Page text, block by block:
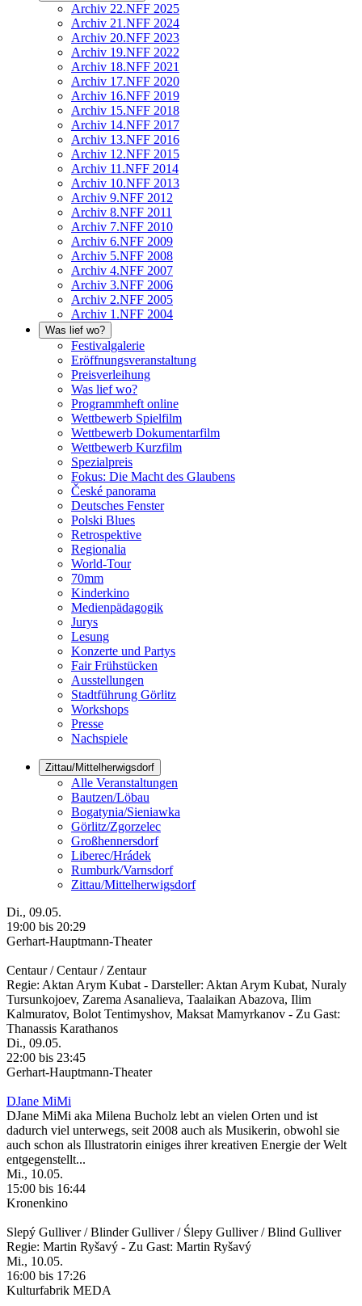
Archiv 22.NFF 2025
Archiv 21.NFF 2024
Archiv 20.NFF 2023
Archiv 19.NFF 2022
Archiv 18.NFF 2021
Archiv 17.NFF 2020
Archiv 16.NFF 2019
Archiv 15.NFF 2018
Archiv 14.NFF 2017
Archiv 13.NFF 2016
Archiv 12.NFF 2015
Archiv 11.NFF 2014
Archiv 10.NFF 2013
Archiv 9.NFF 2012
Archiv 8.NFF 2011
Archiv 7.NFF 2010
Archiv 6.NFF 2009
Archiv 5.NFF 2008
Archiv 4.NFF 2007
Archiv 3.NFF 2006
Archiv 2.NFF 2005
Archiv 1.NFF 2004
Was lief wo?
Festivalgalerie
Eröffnungsveranstaltung
Preisverleihung
Was lief wo?
Programmheft online
Wettbewerb Spielfilm
Wettbewerb Dokumentarfilm
Wettbewerb Kurzfilm
Spezialpreis
Fokus: Die Macht des Glaubens
České panorama
Deutsches Fenster
Polski Blues
Retrospektive
Regionalia
World-Tour
70mm
Kinderkino
Medienpädagogik
Jurys
Lesung
Konzerte und Partys
Fair Frühstücken
Ausstellungen
Stadtführung Görlitz
Workshops
Presse
Nachspiele
Zittau/Mittelherwigsdorf
Alle Veranstaltungen
Bautzen/Löbau
Bogatynia/Sieniawka
Görlitz/Zgorzelec
Großhennersdorf
Liberec/Hrádek
Rumburk/Varnsdorf
Zittau/Mittelherwigsdorf
Di., 09.05.
19:00 bis 20:29
Gerhart-Hauptmann-Theater
Centaur / Centaur / Zentaur
Regie: Aktan Arym Kubat - Darsteller: Aktan Arym Kubat, Nuraly
Tursunkojoev, Zarema Asanalieva, Taalaikan Abazova, Ilim
Kalmuratov, Bolot Tentimyshov, Maksat Mamyrkanov - Zu Gast:
Thanassis Karathanos
Di., 09.05.
22:00 bis 23:45
Gerhart-Hauptmann-Theater
DJane MiMi
DJane MiMi aka Milena Bucholz lebt an vielen Orten und ist
dadurch viel unterwegs, seit 2008 auch als Musikerin, obwohl sie
auch schon als Illustratorin einiges ihrer kreativen Energie der Welt
entgegenstellt...
Mi., 10.05.
15:00 bis 16:44
Kronenkino
Slepý Gulliver / Blinder Gulliver / Ślepy Gulliver / Blind Gulliver
Regie: Martin Ryšavý - Zu Gast: Martin Ryšavý
Mi., 10.05.
16:00 bis 17:26
Kulturfabrik MEDA